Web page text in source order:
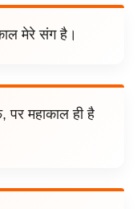
मेरे संग है।
पर महाकाल ही है